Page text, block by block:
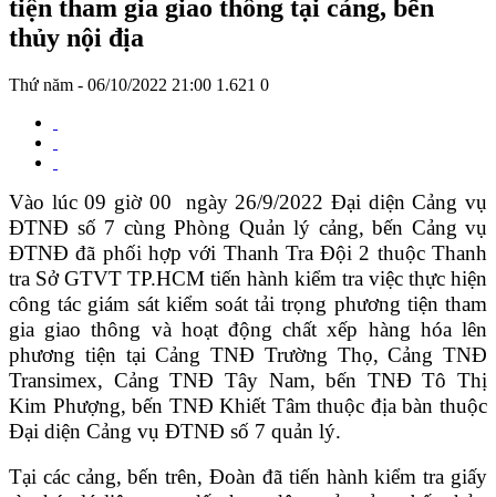
tiện tham gia giao thông tại cảng, bến
thủy nội địa
Thứ năm - 06/10/2022 21:00 1.621 0
Vào lúc 09 giờ 00 ngày 26/9/2022 Đại diện Cảng vụ
ĐTNĐ số 7 cùng Phòng Quản lý cảng, bến Cảng vụ
ĐTNĐ đã phối hợp với Thanh Tra Đội 2 thuộc Thanh
tra Sở GTVT TP.HCM tiến hành kiểm tra việc thực hiện
công tác giám sát kiểm soát tải trọng phương tiện tham
gia giao thông và hoạt động chất xếp hàng hóa lên
phương tiện tại Cảng TNĐ Trường Thọ, Cảng TNĐ
Transimex, Cảng TNĐ Tây Nam, bến TNĐ Tô Thị
Kim Phượng, bến TNĐ Khiết Tâm thuộc địa bàn thuộc
Đại diện Cảng vụ ĐTNĐ số 7 quản lý.
Tại các cảng, bến trên, Đoàn đã tiến hành kiểm tra giấy